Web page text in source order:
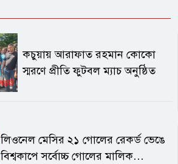
কচুয়ায় আরাফাত রহমান কোকো
স্মরণে প্রীতি ফুটবল ম্যাচ অনুষ্ঠিত
লিওনেল মেসির ২১ গোলের রেকর্ড ভেঙে
বিশ্বকাপে সর্বোচ্চ গোলের মালিক